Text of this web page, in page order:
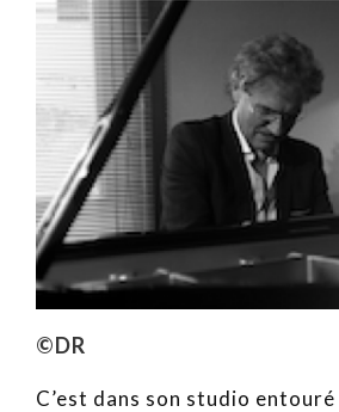
©DR
C’est dans son studio